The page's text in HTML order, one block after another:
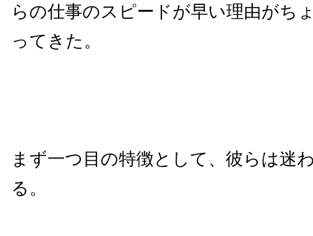
らの仕事のスピードが早い理由がち
ってきた。
まず一つ目の特徴として、彼らは迷
る。